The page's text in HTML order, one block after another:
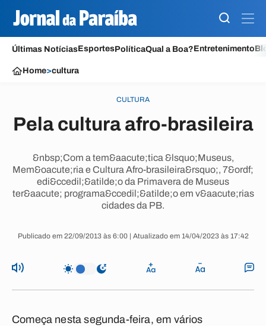
Últimas NotíciasEsportesPolíticaQual a Boa?Entretenimento
Home>cultura
CULTURA
Pela cultura afro-brasileira
&nbsp;Com a tem&aacute;tica &lsquo;Museus,
Mem&oacute;ria e Cultura Afro-brasileira&rsquo;, 7&ordf;
edi&ccedil;&atilde;o da Primavera de Museus
ter&aacute; programa&ccedil;&atilde;o em v&aacute;rias
cidades da PB.
Publicado em 22/09/2013 às 6:00 | Atualizado em 14/04/2023 às 17:42
Começa nesta segunda-feira, em vários